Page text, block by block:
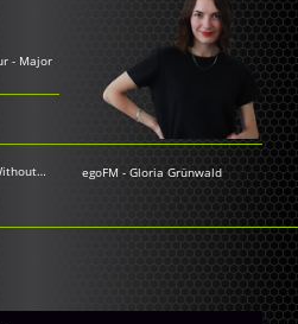
- Major
Parov Stelar - The Man Without Reflection egoFM -Gloria Grünwald